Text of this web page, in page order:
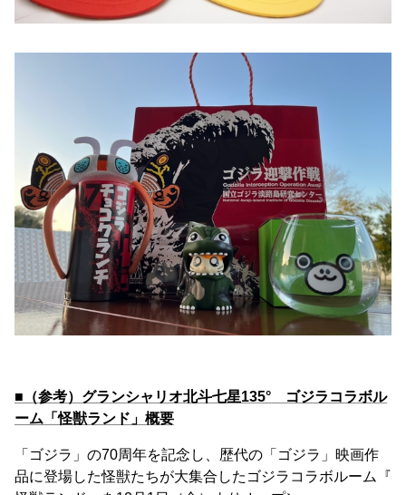
■（参考）グランシャリオ北斗七星135° ゴジラコラボル
ーム「怪獣ランド」概要
「ゴジラ」の70周年を記念し、歴代の「ゴジラ」映画作
品に登場した怪獣たちが大集合したゴジラコラボルーム『